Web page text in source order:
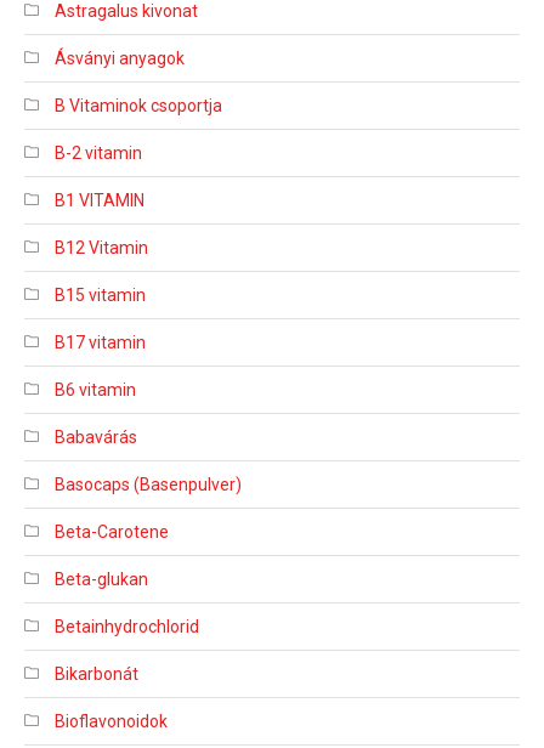
Astragalus kivonat
Ásványi anyagok
B Vitaminok csoportja
B-2 vitamin
B1 VITAMIN
B12 Vitamin
B15 vitamin
B17 vitamin
B6 vitamin
Babavárás
Basocaps (Basenpulver)
Beta-Carotene
Beta-glukan
Betainhydrochlorid
Bikarbonát
Bioflavonoidok